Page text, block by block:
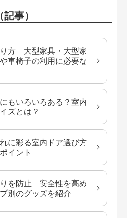
事）
り方 大型家具・大型家
車椅子の利用に必要な
もいろいろある？室内
ズとは？
に彩る室内ドア選び方
イント
りを防止 安全性を高め
別のグッズを紹介